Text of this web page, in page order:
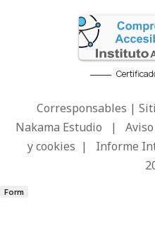
Corresponsables |
Nakama Estudio |
y cookies | Informe
Form